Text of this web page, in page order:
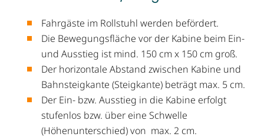
Fahrgäste im Rollstuhl werden befördert.
Die Bewegungsfläche vor der Kabine beim Ein-
und Ausstieg ist mind. 150 cm x 150 cm groß.
Der horizontale Abstand zwischen Kabine und
Bahnsteigkante (Steigkante) beträgt max. 5 cm.
Der Ein- bzw. Ausstieg in die Kabine erfolgt
stufenlos bzw. über eine Schwelle
(Höhenunterschied) von max. 2 cm.